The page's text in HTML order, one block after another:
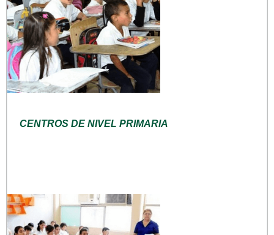
CENTROS DE NIVEL PRIMARIA